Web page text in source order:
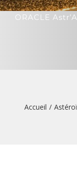
ORACLE
Accueil /